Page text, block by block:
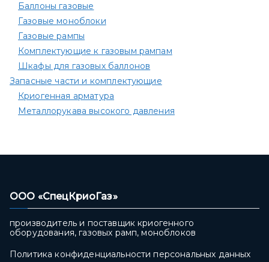
Баллоны газовые
Газовые моноблоки
Газовые рампы
Комплектующие к газовым рампам​
Шкафы для газовых баллонов
Запасные части и комплектующие
Криогенная арматура
Металлорукава высокого давления
ООО «СпецКриоГаз»
производитель и поставщик криогенного
оборудования, газовых рамп, моноблоков
Политика конфиденциальности персональных данных